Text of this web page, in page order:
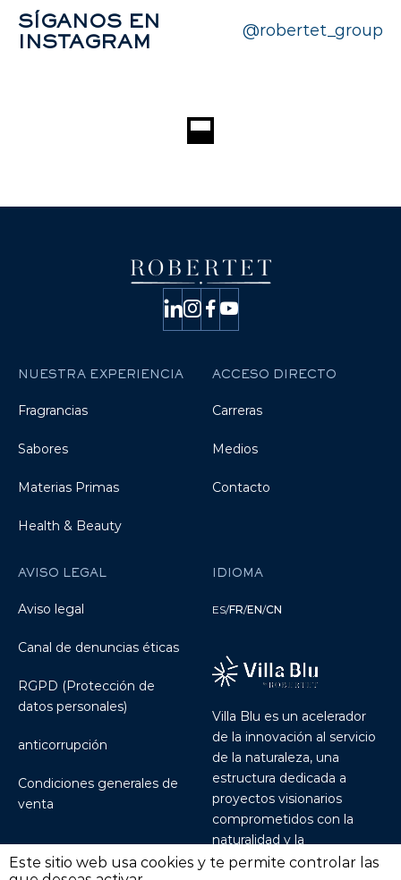
SÍGANOS EN
INSTAGRAM
@robertet_group
NUESTRA EXPERIENCIA
Fragrancias
Sabores
Materias Primas
Health & Beauty
ACCESO DIRECTO
Carreras
Medios
Contacto
AVISO LEGAL
Aviso legal
Canal de denuncias éticas
RGPD (Protección de
datos personales)
anticorrupción
Condiciones generales de
venta
IDIOMA
/FR/EN
ES /CN
Villa Blu es un acelerador
de la innovación al servicio
de la naturaleza, una
estructura dedicada a
proyectos visionarios
comprometidos con la
naturalidad y la
sostenibilidad.Discover
Este sitio web usa cookies y te permite controlar las